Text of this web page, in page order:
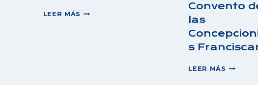
LEER MÁS ✨
Convento
las
s
LEER MÁS 🏛️